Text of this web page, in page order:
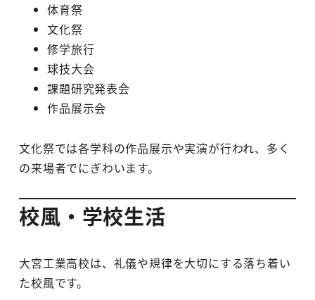
体育祭
文化祭
修学旅行
球技大会
課題研究発表会
作品展示会
文化祭では各学科の作品展示や実演が行われ、多く
の来場者でにぎわいます。
校風・学校生活
大宮工業高校は、礼儀や規律を大切にする落ち着い
た校風です。